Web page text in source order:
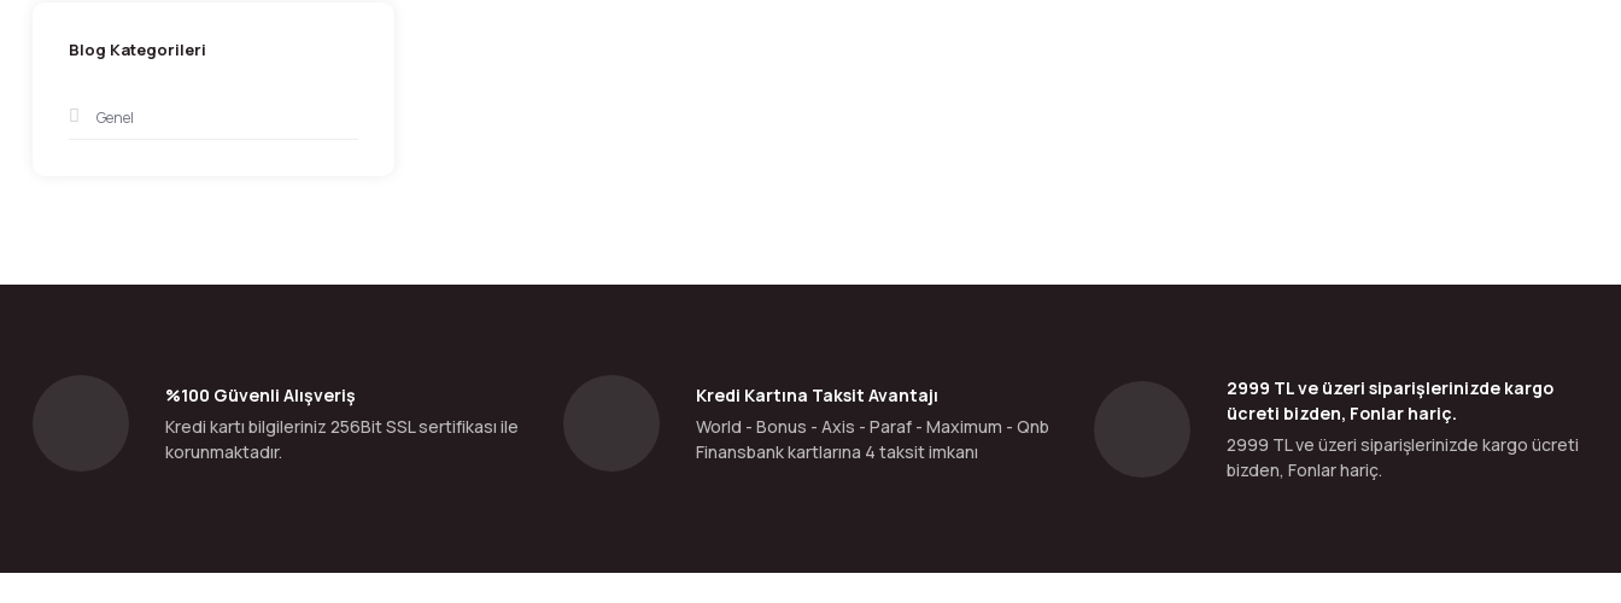
Blog Kategorileri
Genel
%100 Güvenli Alışveriş
Kredi kartı bilgileriniz 256Bit SSL sertifikası ile
korunmaktadır.
Kredi Kartına Taksit Avantajı
World - Bonus - Axis - Paraf - Maximum - Qnb
Finansbank kartlarına 4 taksit imkanı
2999 TL ve üzeri siparişlerinizde kargo
ücreti bizden, Fonlar hariç.
2999 TL ve üzeri siparişlerinizde kargo ücreti
bizden, Fonlar hariç.